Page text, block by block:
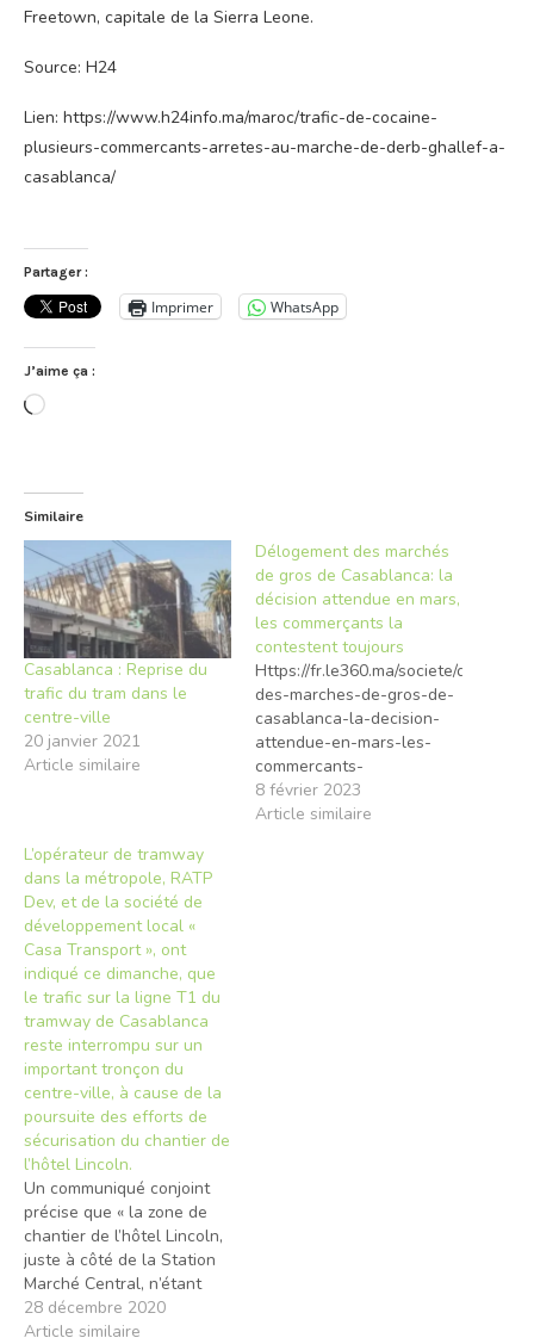
Freetown, capitale de la Sierra Leone.
Source: H24
Lien: https://www.h24info.ma/maroc/trafic-de-cocaine-
plusieurs-commercants-arretes-au-marche-de-derb-ghallef-a-
casablanca/
Partager :
Imprimer WhatsApp
J’aime ça :
Chargement…
Similaire
Casablanca : Reprise du
trafic du tram dans le
centre-ville
20 janvier 2021
Article similaire
Délogement des marchés
de gros de Casablanca: la
décision attendue en mars,
les commerçants la
contestent toujours
Https://fr.le360.ma/societe/
des-marches-de-gros-de-
casablanca-la-decision-
attendue-en-mars-les-
commercants-
Suspendu pendant des
8 février 2023
Article similaire
L’opérateur de tramway
dans la métropole, RATP
Dev, et de la société de
développement local «
Casa Transport », ont
indiqué ce dimanche, que
le trafic sur la ligne T1 du
tramway de Casablanca
reste interrompu sur un
important tronçon du
centre-ville, à cause de la
poursuite des efforts de
sécurisation du chantier de
l’hôtel Lincoln.
Un communiqué conjoint
précise que « la zone de
chantier de l’hôtel Lincoln,
juste à côté de la Station
Marché Central, n’étant
toujours pas suffisamment
sécurisée, le trafic sur la
28 décembre 2020
Article similaire